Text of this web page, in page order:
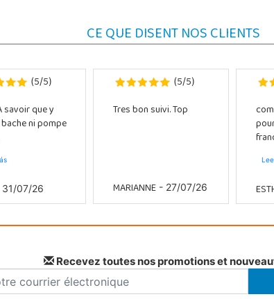
CE QUE DISENT NOS CLIENTS
(5/5)
savoir que y
ni pompe
31/07/26
(5/5)
Tres bon suivi. Top
MARIANNE- 27/07/26
Recevez toutes nos promotions et